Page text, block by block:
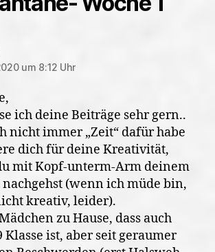
um 8:12 Uhr
ich deine Beiträge sehr gern..
nicht immer „Zeit“ dafür habe
dich für deine Kreativität,
mit Kopf-unterm-Arm deinem
(wenn ich müde bin,
kreativ, leider).
zu Hause, dass auch
Klasse ist, aber seit geraumer